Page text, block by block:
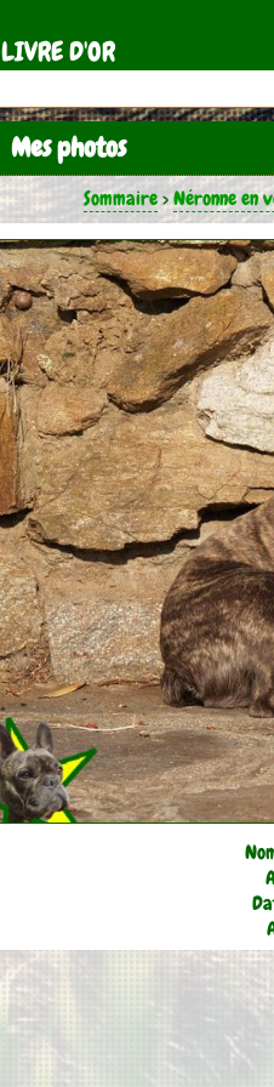
LIVRE D'OR
Mes photos
Sommaire>Néronne en